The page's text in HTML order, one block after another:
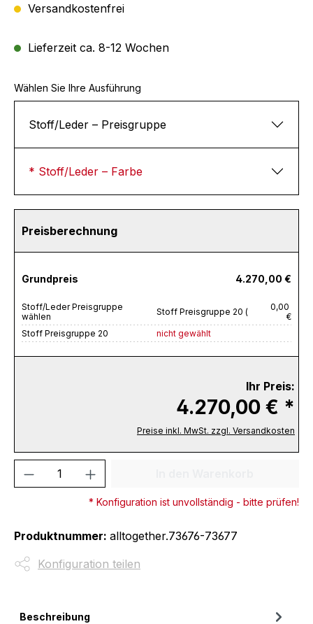
Versandkostenfrei
Lieferzeit ca. 8-12 Wochen
Wählen Sie Ihre Ausführung
Stoff/Leder – Preisgruppe
* Stoff/Leder – Farbe
Preisberechnung
Grundpreis 4.270,00 €
Stoff/Leder Preisgruppe
wählen
Stoff Preisgruppe 20 (
0,00
€
Stoff Preisgruppe 20
nicht gewählt
Ihr Preis:
4.270,00 € *
Preise inkl. MwSt. zzgl. Versandkosten
Produkt Anzahl: Gib den
* Konfiguration ist unvollständig - bitte prüfen!
Produktnummer: alltogether.73676-73677
Konfiguration teilen
Beschreibung